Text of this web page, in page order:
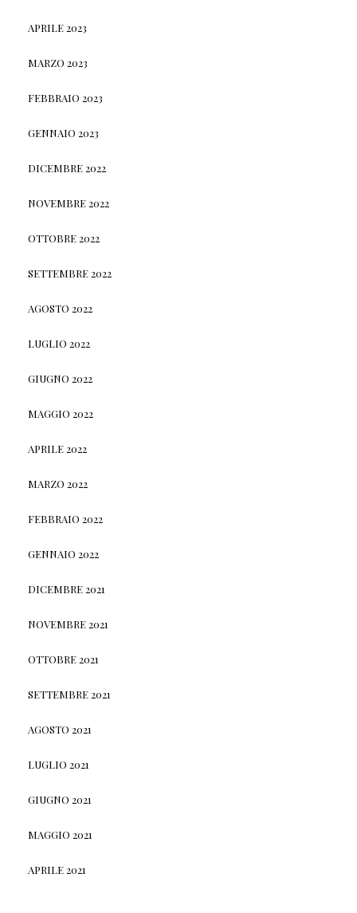
APRILE 2023
MARZO 2023
FEBBRAIO 2023
GENNAIO 2023
DICEMBRE 2022
NOVEMBRE 2022
OTTOBRE 2022
SETTEMBRE 2022
AGOSTO 2022
LUGLIO 2022
GIUGNO 2022
MAGGIO 2022
APRILE 2022
MARZO 2022
FEBBRAIO 2022
GENNAIO 2022
DICEMBRE 2021
NOVEMBRE 2021
OTTOBRE 2021
SETTEMBRE 2021
AGOSTO 2021
LUGLIO 2021
GIUGNO 2021
MAGGIO 2021
APRILE 2021